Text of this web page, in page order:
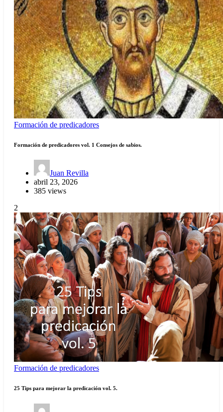
Formación de predicadores
Formación de predicadores vol. 1 Consejos de sabios.
Juan Revilla
abril 23, 2026
385 views
2
Formación de predicadores
25 Tips para mejorar la predicación vol. 5.